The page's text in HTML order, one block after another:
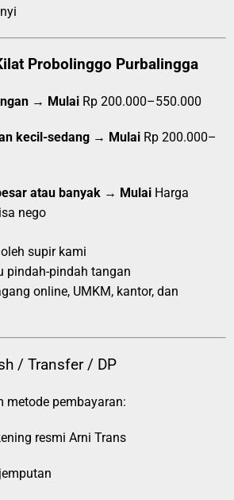
Probolinggo Purbalingga
→ Mulai Rp 200.000–550.000
kecil-sedang → Mulai Rp 200.000–
atau banyak → Mulai Harga
nego
supir kami
pindah-pindah tangan
online, UMKM, kantor, dan
/ Transfer / DP
metode pembayaran:
resmi Arni Trans